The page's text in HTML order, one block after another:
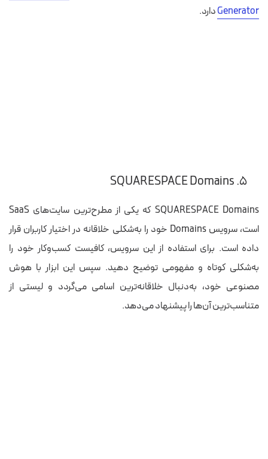
Generatorدارد.
۵. SQUARESPACE Domains
SQUARESPACE Domains که یکی از مطرح‌ترین سایت‌های SaaS
است، سرویس Domains خود را به‌شکلی خلاقانه در اختیار کاربران قرار
داده است. برای استفاده از این سرویس، کافیست کسب‌وکار خود را
به‌شکلی کوتاه و مفهومی توضیح دهید. سپس این ابزار با هوش
مصنوعی خود، به‌دنبال خلاقانه‌ترین اسامی می‌گردد و لیستی از
متناسب‌ترین آن‌ها را پیشنهاد می‌دهد.